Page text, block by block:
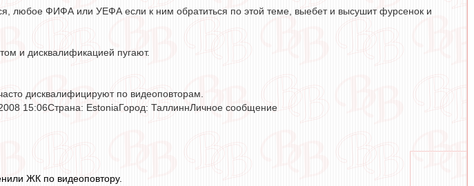
любое ФИФА или УЕФА если к ним обратиться по этой теме, выебет и высушит фурсенок и
и дисквалификацией пугают.
дисквалифицируют по видеоповторам.
15:06Страна: EstoniaГород: ТаллиннЛичное сообщение
ЖК по видеоповтору.